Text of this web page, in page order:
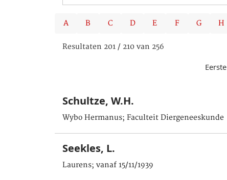
A B C D E F G H
Resultaten 201 / 210 van 256
Eerste
Schultze, W.H.
Wybo Hermanus; Faculteit Diergeneeskunde
Seekles, L.
Laurens; vanaf 15/11/1939